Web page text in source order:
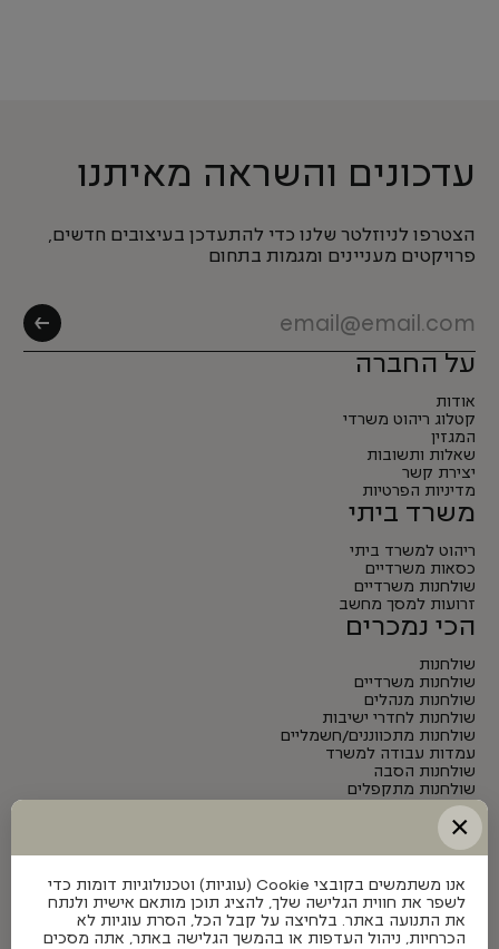
עדכונים והשראה מאיתנו
הצטרפו לניוזלטר שלנו כדי להתעדכן בעיצובים חדשים,
פרויקטים מעניינים ומגמות בתחום
על החברה
אודות
קטלוג ריהוט משרדי
המגזין
שאלות ותשובות
יצירת קשר
מדיניות הפרטיות
משרד ביתי
ריהוט למשרד ביתי
כסאות משרדיים
שולחנות משרדיים
זרועות למסך מחשב
הכי נמכרים
שולחנות
שולחנות משרדיים
שולחנות מנהלים
שולחנות לחדרי ישיבות
שולחנות מתכווננים/חשמליים
עמדות עבודה למשרד
שולחנות הסבה
שולחנות מתקפלים
שולחנות אוכל
שולחנות חוץ
שולחנות רב תכליתיים
×
אנו משתמשים בקובצי Cookie (עוגיות) וטכנולוגיות דומות כדי
לשפר את חווית הגלישה שלך, להציג תוכן מותאם אישית ולנתח
את התנועה באתר. בלחיצה על קבל הכל, הסרת עוגיות לא
הכרחיות, ניהול העדפות או בהמשך הגלישה באתר, אתה מסכים